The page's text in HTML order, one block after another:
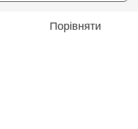
Порівняти